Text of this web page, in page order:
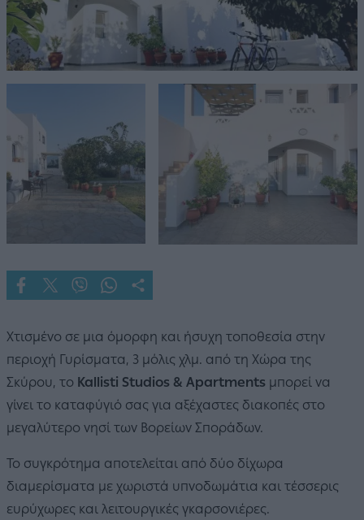
Χτισμένο σε μια όμορφη και ήσυχη τοποθεσία στην
περιοχή Γυρίσματα, 3 μόλις χλμ. από τη Χώρα της
Σκύρου, το Kallisti Studios & Apartments μπορεί να
γίνει το καταφύγιό σας για αξέχαστες διακοπές στο
μεγαλύτερο νησί των Βορείων Σποράδων.
Το συγκρότημα αποτελείται από δύο δίχωρα
διαμερίσματα με χωριστά υπνοδωμάτια και τέσσερις
ευρύχωρες και λειτουργικές γκαρσονιέρες.